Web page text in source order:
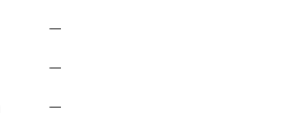
—
—
—